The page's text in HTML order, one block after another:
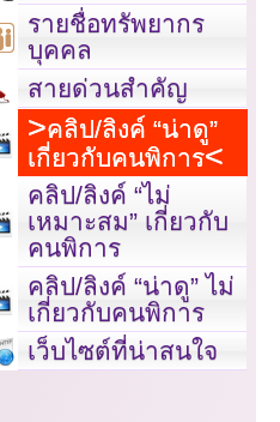
รายชื่อทรัพยากร
บุคคล
สายด่วนสำคัญ
คลิป/ลิงค์ “น่าดู”
เกี่ยวกับคนพิการ
คลิป/ลิงค์ “ไม่
เหมาะสม” เกี่ยวกับ
คนพิการ
คลิป/ลิงค์ “น่าดู” ไม่
เกี่ยวกับคนพิการ
เว็บไซต์ที่น่าสนใจ